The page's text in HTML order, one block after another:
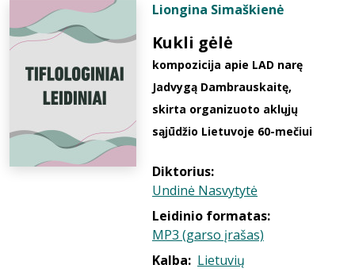
Liongina Simaškienė
Kukli gėlė
kompozicija apie LAD narę
Jadvygą Dambrauskaitę,
skirta organizuoto aklųjų
sąjūdžio Lietuvoje 60-mečiui
Diktorius:
Undinė Nasvytytė
Leidinio formatas:
MP3 (garso įrašas)
Kalba: Lietuvių